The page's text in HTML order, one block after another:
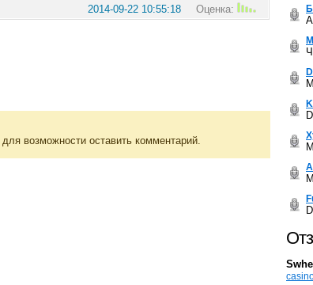
2014-09-22 10:55:18 Оценка:
для возможности оставить комментарий.